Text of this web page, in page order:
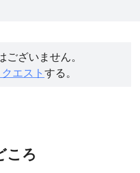
ざいません。
クエストする。
ころ